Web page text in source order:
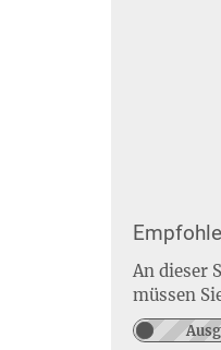
An dieser
müssen